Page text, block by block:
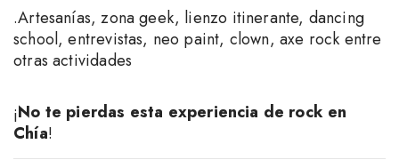
.Artesanías, zona geek, lienzo itinerante, dancing
school, entrevistas, neo paint, clown, axe rock entre
otras actividades
¡No te pierdas esta experiencia de rock en
Chía!